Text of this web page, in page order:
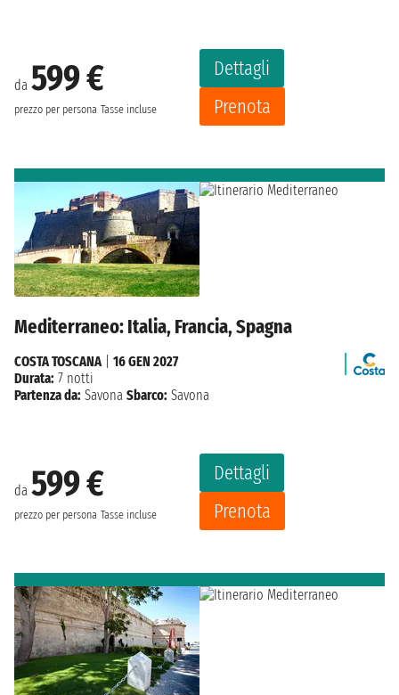
da 599 €
prezzo per persona Tasse incluse
Dettagli
Prenota
Mediterraneo: Italia, Francia, Spagna
da 599 €
prezzo per persona Tasse incluse
Dettagli
Prenota
COSTA TOSCANA| 16 GEN 2027
Durata: 7 notti
Partenza da: Savona Sbarco: Savona